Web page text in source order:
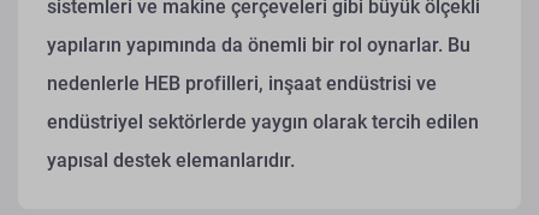
sistemleri ve makine çerçeveleri gibi büyük ölçekli
yapıların yapımında da önemli bir rol oynarlar. Bu
nedenlerle HEB profilleri, inşaat endüstrisi ve
endüstriyel sektörlerde yaygın olarak tercih edilen
yapısal destek elemanlarıdır.